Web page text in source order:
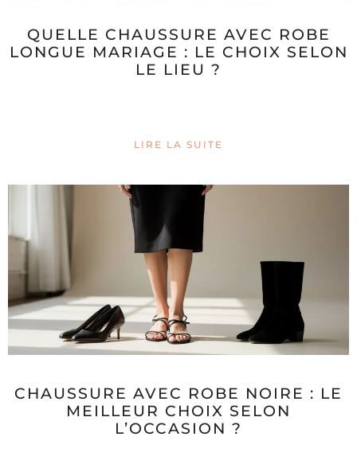
QUELLE CHAUSSURE AVEC ROBE
LONGUE MARIAGE : LE CHOIX SELON
LE LIEU ?
LIRE LA SUITE
CHAUSSURE AVEC ROBE NOIRE : LE
MEILLEUR CHOIX SELON
L’OCCASION ?